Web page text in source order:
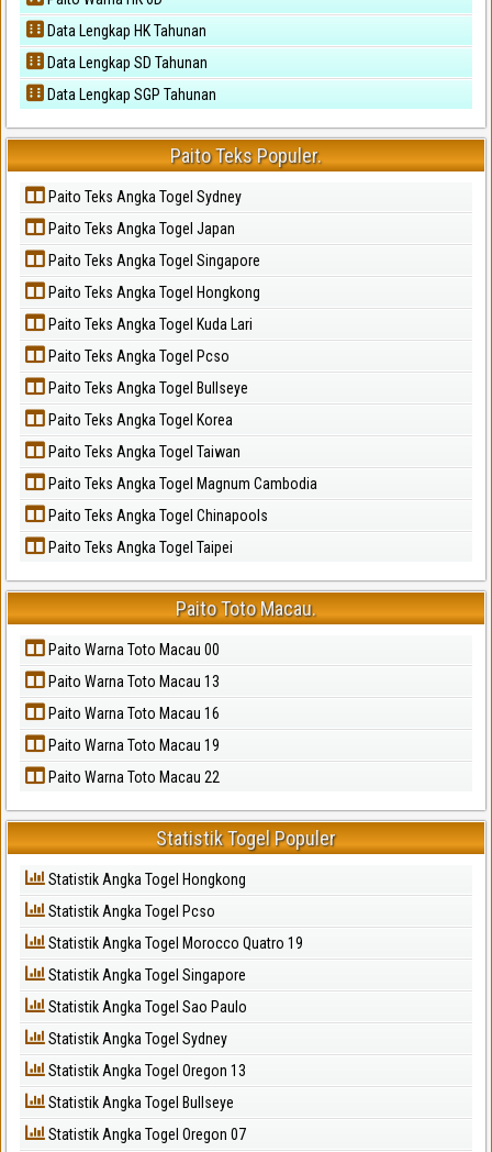
Data Lengkap HK Tahunan
Data Lengkap SD Tahunan
Data Lengkap SGP Tahunan
Paito Teks Populer.
Paito Teks Angka Togel Sydney
Paito Teks Angka Togel Japan
Paito Teks Angka Togel Singapore
Paito Teks Angka Togel Hongkong
Paito Teks Angka Togel Kuda Lari
Paito Teks Angka Togel Pcso
Paito Teks Angka Togel Bullseye
Paito Teks Angka Togel Korea
Paito Teks Angka Togel Taiwan
Paito Teks Angka Togel Magnum Cambodia
Paito Teks Angka Togel Chinapools
Paito Teks Angka Togel Taipei
Paito Toto Macau.
Paito Warna Toto Macau 00
Paito Warna Toto Macau 13
Paito Warna Toto Macau 16
Paito Warna Toto Macau 19
Paito Warna Toto Macau 22
Statistik Togel Populer
Statistik Angka Togel Hongkong
Statistik Angka Togel Pcso
Statistik Angka Togel Morocco Quatro 19
Statistik Angka Togel Singapore
Statistik Angka Togel Sao Paulo
Statistik Angka Togel Sydney
Statistik Angka Togel Oregon 13
Statistik Angka Togel Bullseye
Statistik Angka Togel Oregon 07